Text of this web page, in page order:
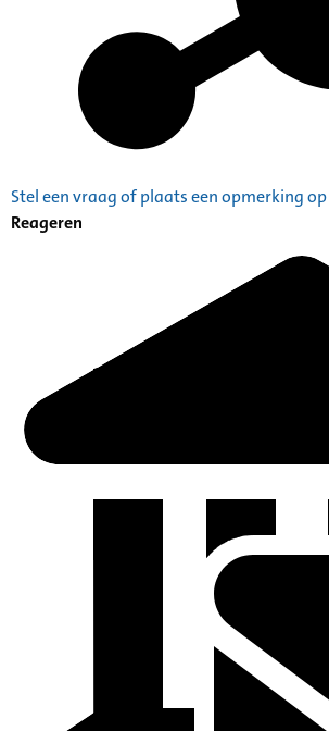
Stel een vraag of plaats een opmerking
Reageren